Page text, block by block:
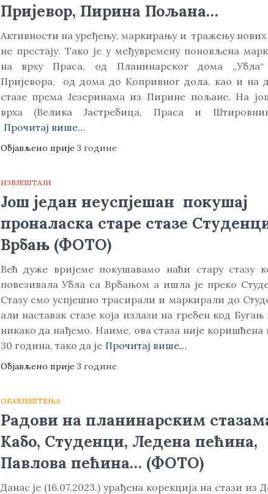
Пријевор, Пирина Пољана…
Активности на уређењу, маркирању и тражењу нових
не престају. Тако је у међувремену поновљена
на врху Праса, од Планинарског дома
Пријевора, од дома до Копривног дола, као и на
стазе према Језеринама из Пирине пољане. На
врха (Велика Јастребица, Праса и
Прочитај више…
Објављено прије 3 године
ИЗВЈЕШТАЈИ
Још један неуспјешан покушај
проналаска старе стазе
Врбањ (ФОТО)
Већ дуже вријеме покушавамо наћи стару стазу
повезивала Убла са Врбањом а ишла је преко
Стазу смо успјешно трасирали и маркирали до
али наставак стазе која излази на гребен код Бугањ
никако да нађемо. Наиме, ова стаза није коришћена
30 година, тако да је Прочитај више…
Објављено прије 3 године
ОБАВЈЕШТЕЊА
Радови на планинарским
Кабо, Студенци, Ледена пећина,
Павлова пећина… (ФОТО)
Данас је (16.07.2023.) урађена корекција на стази из